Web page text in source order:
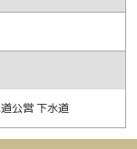
公営 下水道